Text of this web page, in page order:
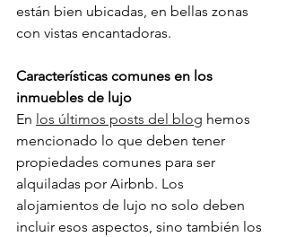
están bien ubicadas, en bellas zonas
con vistas encantadoras.
Características comunes en los
inmuebles de lujo
En los últimos posts del blog hemos
mencionado lo que deben tener
propiedades comunes para ser
alquiladas por Airbnb. Los
alojamientos de lujo no solo deben
incluir esos aspectos, sino también los